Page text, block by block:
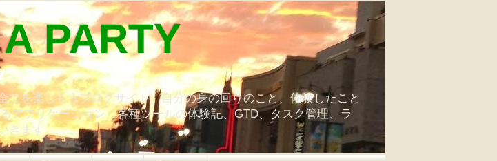
PARTY
を楽しもうブログサイト。自分の身の回りのこと、体験したこと
アプリケーション、各種ツールの体験記、GTD、タスク管理、ラ
きます。